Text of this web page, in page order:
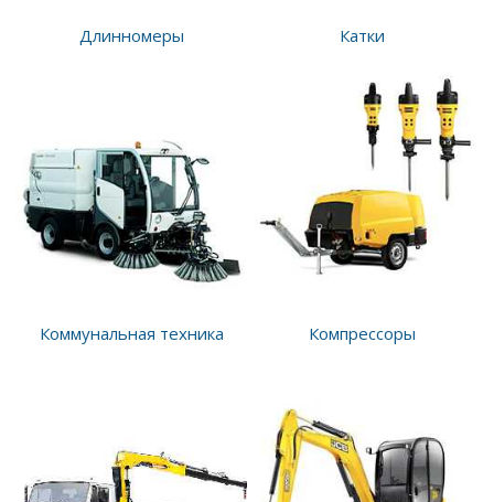
Длинномеры Катки
Коммунальная техника Компрессоры